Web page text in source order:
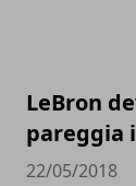
LeBron
pareggia
22/05/2018